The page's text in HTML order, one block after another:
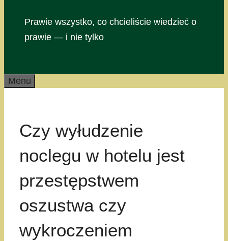
Prawie wszystko, co chcieliście wiedzieć o
prawie — i nie tylko
Menu
Czy wyłudzenie
noclegu w hotelu jest
przestępstwem
oszustwa czy
wykroczeniem